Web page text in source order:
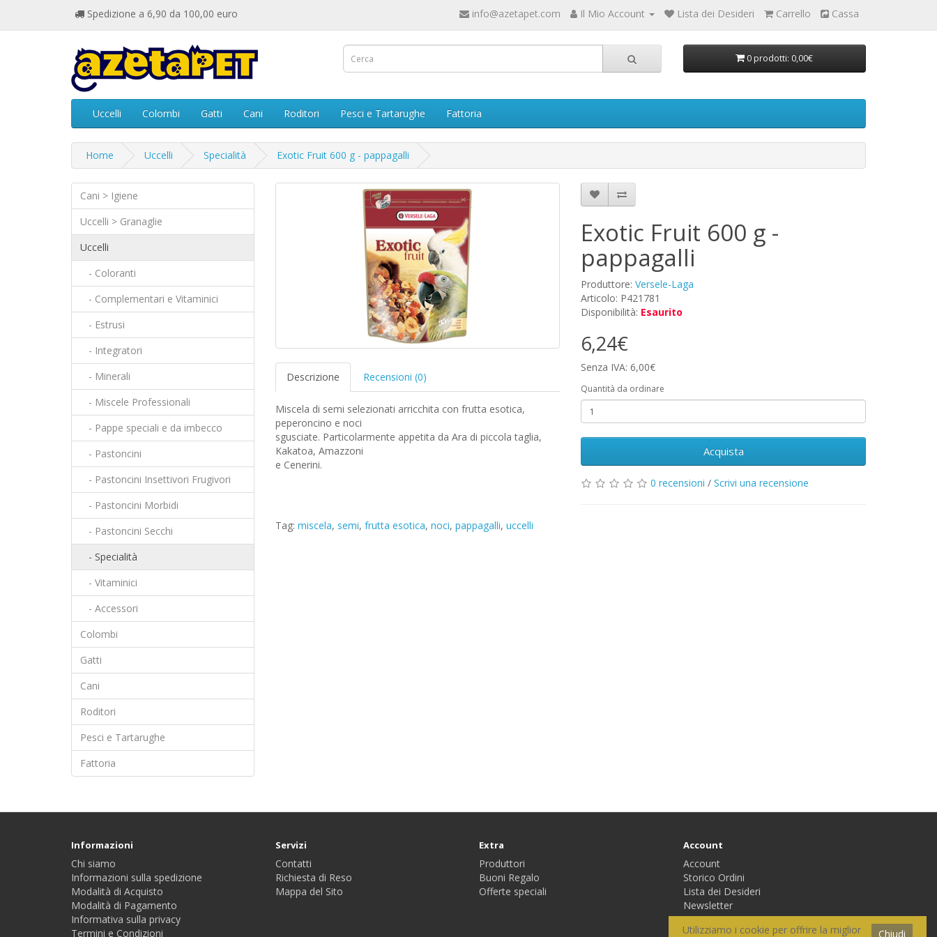
Spedizione a 6,90 da 100,00 euro info@azetapet.com Il Mio Account Lista dei Desideri Carrello Cassa
0 prodotti: 0,00€
Uccelli Colombi Gatti Cani Roditori Pesci e Tartarughe Fattoria
Home Uccelli Specialità Exotic Fruit 600 g - pappagalli
Cani > Igiene
Uccelli > Granaglie
Uccelli
- Coloranti
- Complementari e Vitaminici
- Estrusi
- Integratori
- Minerali
- Miscele Professionali
- Pappe speciali e da imbecco
- Pastoncini
- Pastoncini Insettivori Frugivori
- Pastoncini Morbidi
- Pastoncini Secchi
- Specialità
- Vitaminici
- Accessori
Colombi
Gatti
Cani
Roditori
Pesci e Tartarughe
Fattoria
Descrizione Recensioni (0)
Miscela di semi selezionati arricchita con frutta esotica,
peperoncino e noci
sgusciate. Particolarmente appetita da Ara di piccola taglia,
Kakatoa, Amazzoni
e Cenerini.
Exotic Fruit 600 g -
pappagalli
Produttore:Versele-Laga
Articolo: P421781
Disponibilità: Esaurito
6,24€
Senza IVA: 6,00€
Quantità da ordinare
Acquista
0 recensioni /Scrivi una recensione
Tag: miscela, semi, frutta esotica, noci, pappagalli, uccelli
Informazioni
Chi siamo
Informazioni sulla spedizione
Modalità di Acquisto
Modalità di Pagamento
Informativa sulla privacy
Termini e Condizioni
Servizi
Contatti
Richiesta di Reso
Mappa del Sito
Extra
Produttori
Buoni Regalo
Offerte speciali
Account
Account
Storico Ordini
Lista dei Desideri
Newsletter
Chiudi
Utilizziamo i cookie per offrire la miglior